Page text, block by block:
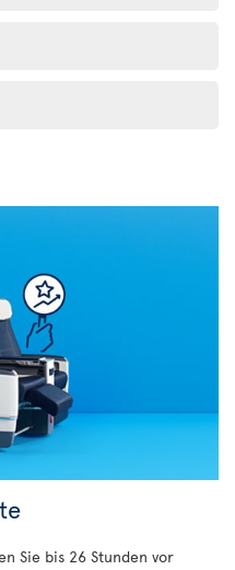
Sie bis 26 Stunden vor